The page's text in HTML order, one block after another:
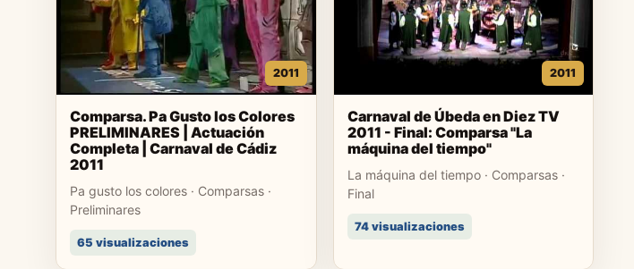
2011
Comparsa. Pa Gusto los Colores
PRELIMINARES | Actuación
Completa | Carnaval de Cádiz
2011
Pa gusto los colores · Comparsas ·
Preliminares
65 visualizaciones
2011
Carnaval de Úbeda en Diez TV
2011 - Final: Comparsa "La
máquina del tiempo"
La máquina del tiempo · Comparsas ·
Final
74 visualizaciones